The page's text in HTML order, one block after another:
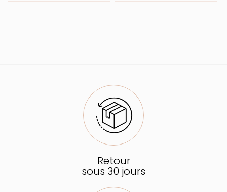
Retour
sous 30 jours